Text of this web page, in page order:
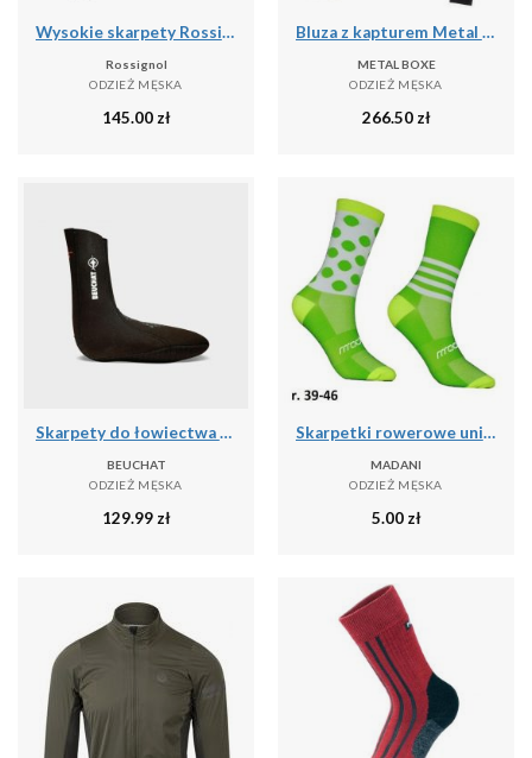
Wysokie skarpety Rossignol Sidelhorn
Rossignol
ODZIEŻ MĘSKA
145.00 zł
Bluza z kapturem Metal Boxe M
METAL BOXE
ODZIEŻ MĘSKA
266.50 zł
Skarpety do łowiectwa podwodnego Beuchat Sirocco Elite 3 mm
BEUCHAT
ODZIEŻ MĘSKA
129.99 zł
Skarpetki rowerowe unisex madani Parrot
MADANI
ODZIEŻ MĘSKA
5.00 zł